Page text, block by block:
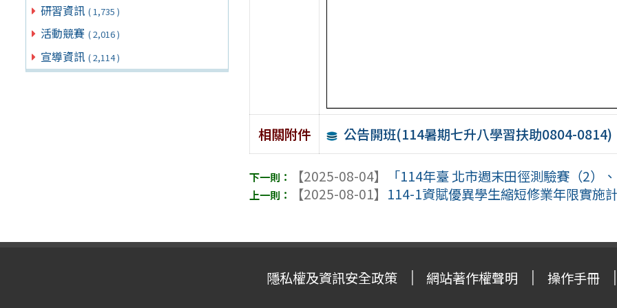
研習資訊 ( 1,735 )
活動競賽 ( 2,016 )
宣導資訊 ( 2,114 )
相關附件 公告開班(114暑期七升八學習扶助0804-0814)
【2025-08-04】
「114年臺 北市週末田徑測驗賽（2）、
【2025-08-01】 114-1資賦優異學生縮短修業年限實施
隱私權及資訊安全政策 網站著作權聲明 操作手冊